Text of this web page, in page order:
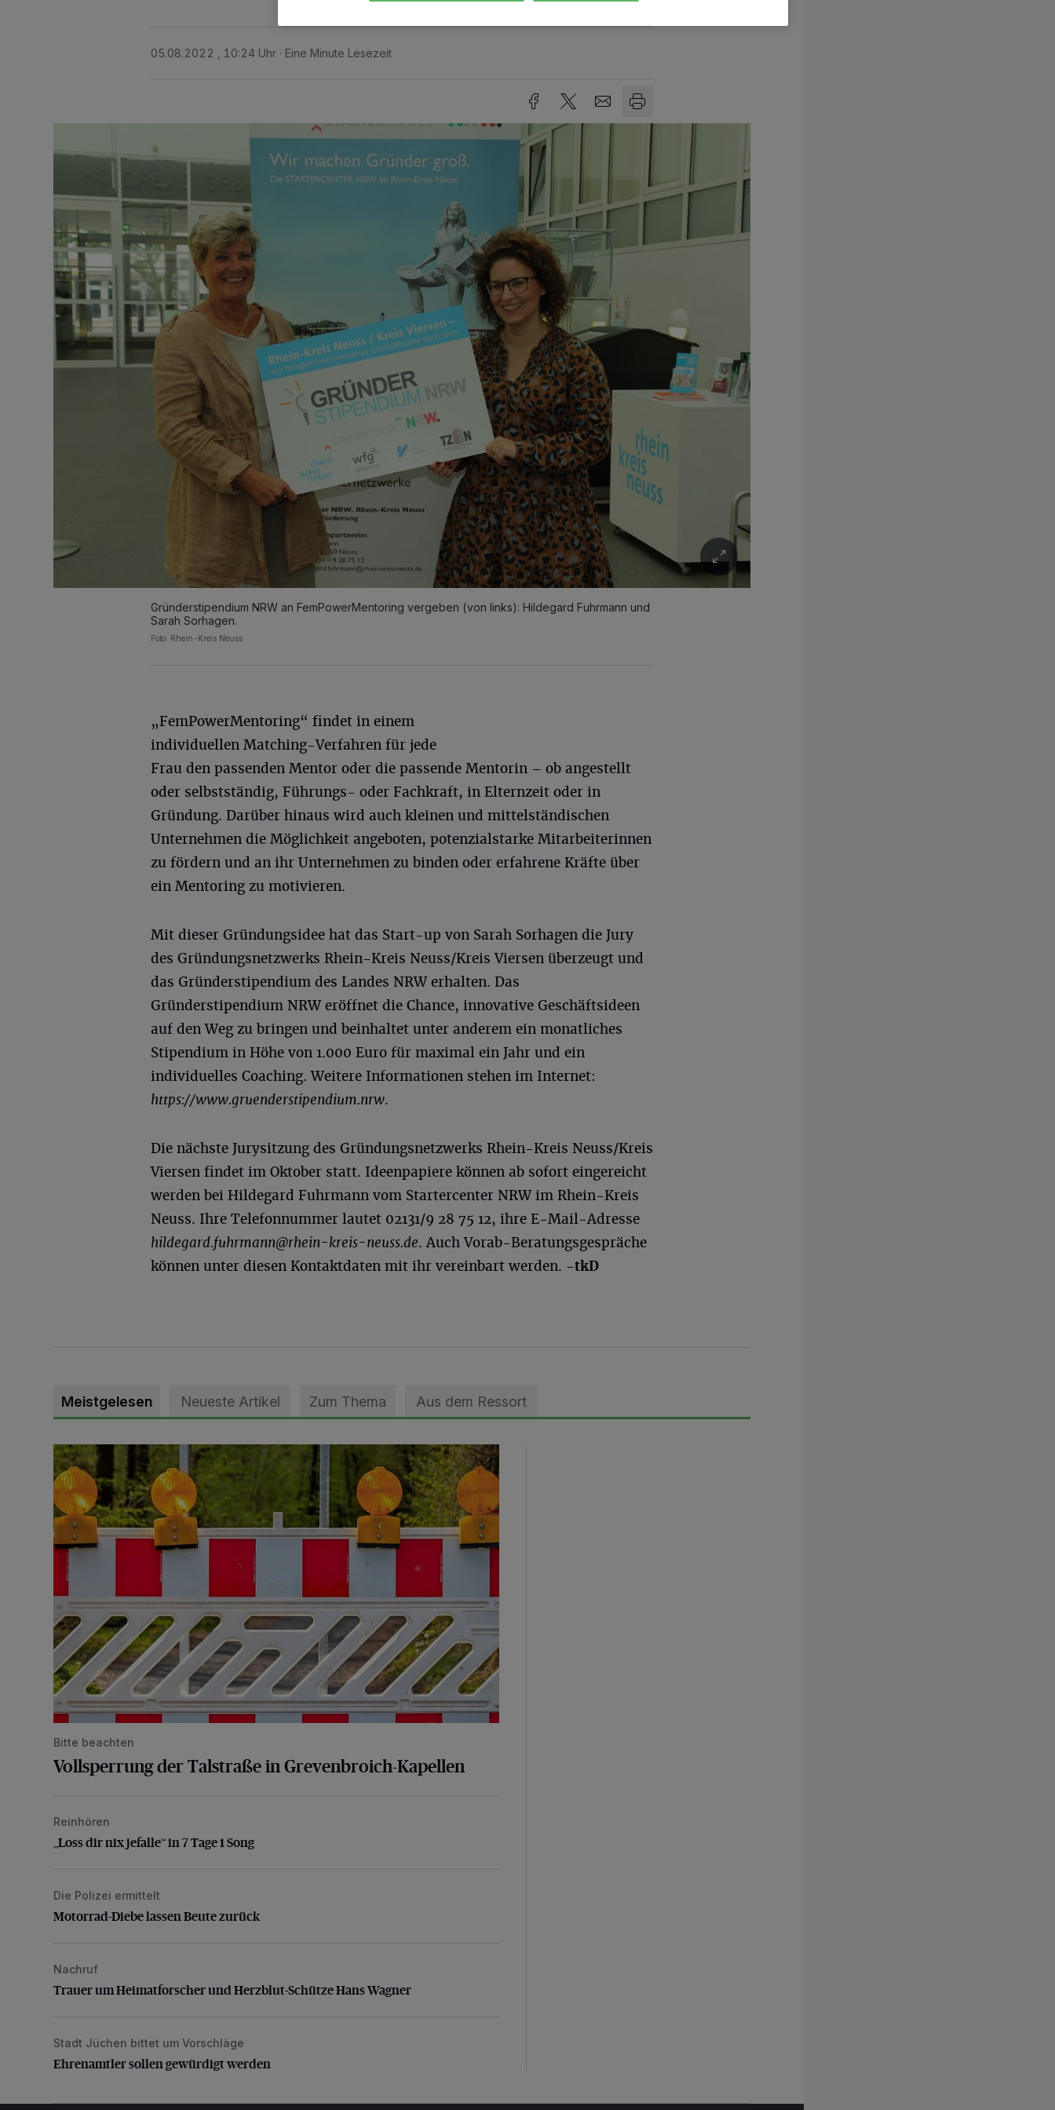
05.08.2022 , 10:24 Uhr Eine Minute Lesezeit
Gründerstipendium NRW an FemPowerMentoring vergeben (von links): Hildegard Fuhrmann und
Sarah Sorhagen.
Foto: Rhein-Kreis Neuss
„FemPowerMentoring“ findet in einem
individuellen Matching-Verfahren für jede
Frau den passenden Mentor oder die passende Mentorin – ob angestellt
oder selbstständig, Führungs- oder Fachkraft, in Elternzeit oder in
Gründung. Darüber hinaus wird auch kleinen und mittelständischen
Unternehmen die Möglichkeit angeboten, potenzialstarke Mitarbeiterinnen
zu fördern und an ihr Unternehmen zu binden oder erfahrene Kräfte über
ein Mentoring zu motivieren.
Mit dieser Gründungsidee hat das Start-up von Sarah Sorhagen die Jury
des Gründungsnetzwerks Rhein-Kreis Neuss/Kreis Viersen überzeugt und
das Gründerstipendium des Landes NRW erhalten. Das
Gründerstipendium NRW eröffnet die Chance, innovative Geschäftsideen
auf den Weg zu bringen und beinhaltet unter anderem ein monatliches
Stipendium in Höhe von 1.000 Euro für maximal ein Jahr und ein
individuelles Coaching. Weitere Informationen stehen im Internet:
https://www.gruenderstipendium.nrw.
Die nächste Jurysitzung des Gründungsnetzwerks Rhein-Kreis Neuss/Kreis
Viersen findet im Oktober statt. Ideenpapiere können ab sofort eingereicht
werden bei Hildegard Fuhrmann vom Startercenter NRW im Rhein-Kreis
Neuss. Ihre Telefonnummer lautet 02131/9 28 75 12, ihre E-Mail-Adresse
hildegard.fuhrmann@rhein-kreis-neuss.de. Auch Vorab-Beratungsgespräche
können unter diesen Kontaktdaten mit ihr vereinbart werden. -tkD
Meistgelesen Neueste Artikel Zum Thema Aus dem Ressort
Vollsperrung der Talstraße in Grevenbroich-Kapellen
Bitte beachten
Vollsperrung der Talstraße in Grevenbroich-Kapellen
„Loss dir nix jefalle“ in 7 Tage 1 Song
Reinhören
„Loss dir nix jefalle“ in 7 Tage 1 Song
Motorrad-Diebe lassen Beute zurück
Die Polizei ermittelt
Motorrad-Diebe lassen Beute zurück
Trauer um Heimatforscher und Herzblut-Schütze Hans Wagner
Nachruf
Trauer um Heimatforscher und Herzblut-Schütze Hans Wagner
Ehrenamtler sollen gewürdigt werden
Stadt Jüchen bittet um Vorschläge
Ehrenamtler sollen gewürdigt werden